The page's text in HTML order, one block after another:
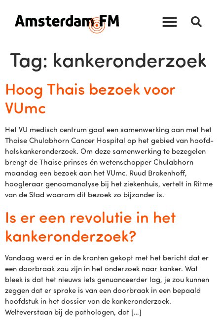
Tag: kankeronderzoek
Hoog Thais bezoek voor
VUmc
Het VU medisch centrum gaat een samenwerking aan met het
Thaise Chulabhorn Cancer Hospital op het gebied van hoofd-
halskankeronderzoek. Om deze samenwerking te bezegelen
brengt de Thaise prinses én wetenschapper Chulabhorn
maandag een bezoek aan het VUmc. Ruud Brakenhoff,
hoogleraar genoomanalyse bij het ziekenhuis, vertelt in Ritme
van de Stad waarom dit bezoek zo bijzonder is.
Is er een revolutie in het
kankeronderzoek?
Vandaag werd er in de kranten gekopt met het bericht dat er
een doorbraak zou zijn in het onderzoek naar kanker. Wat
bleek is dat het nieuws iets genuanceerder lag, je zou kunnen
zeggen dat er sprake is van een doorbraak in een bepaald
hoofdstuk in het dossier van de kankeronderzoek.
Welteverstaan bij de pathologen, dat […]